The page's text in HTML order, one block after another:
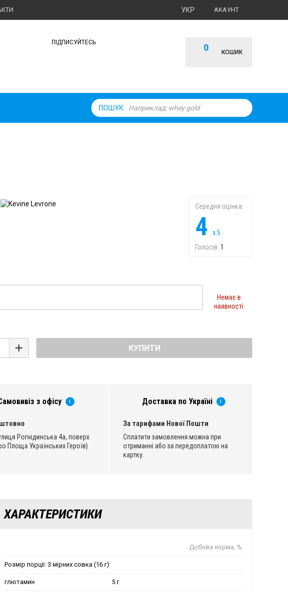
АКАУНТ
УКР
0 КОШИК
ПІДПИСУЙТЕСЬ
ПОШУК
Середня оцінка:
4 з 5
Голосів: 1
Немає в
наявності
КУПИТИ
з офісу i
Рогнідинська 4а, поверх
Площа Українських Героїв)
Доставка по Україні i
За тарифами Нової Пошти
Сплатити замовлення можна при
отриманні або за передоплатою на
картку.
ХАРАКТЕРИСТИКИ
Добова норма, %
Розмір порції: 3 мірних совка (16 г)
глютамин 5 г